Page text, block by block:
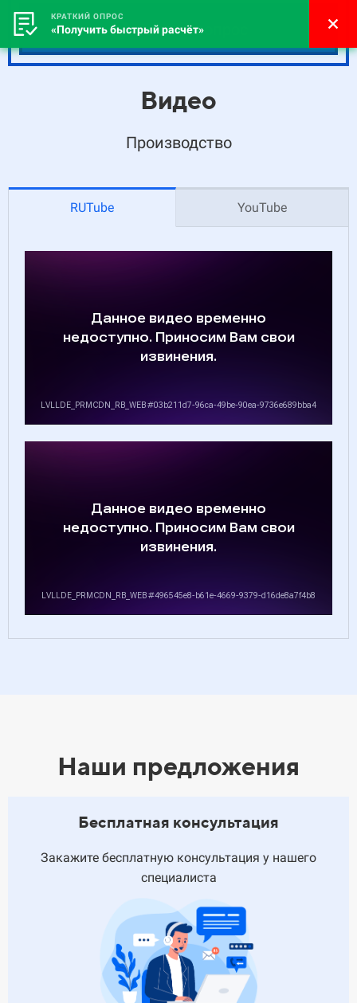
Задать вопрос
Видео
Производство
RUTube YouTube
Наши предложения
Бесплатная консультация
Закажите бесплатную консультация у нашего
специалиста
КРАТКИЙ ОПРОС
«Получить быстрый расчёт»